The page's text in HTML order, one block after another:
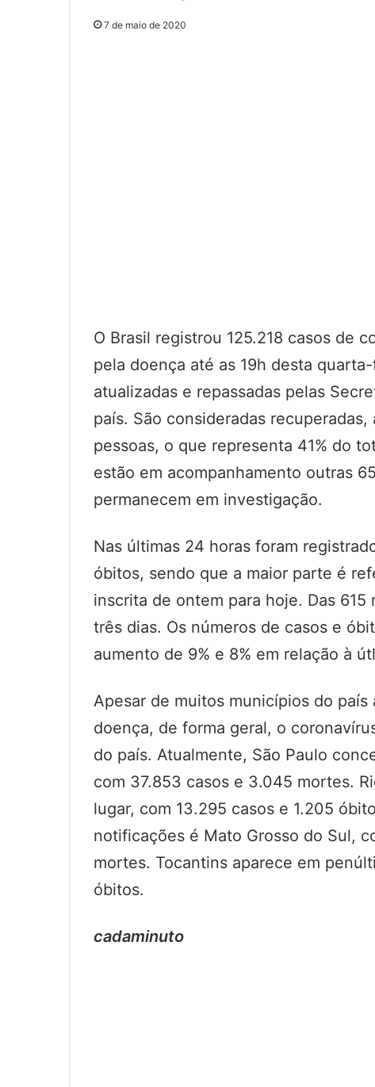
7 de maio de 2020
O Brasil registrou 125.218 casos de
pela doença até as 19h desta
atualizadas e repassadas pelas
país. São consideradas
pessoas, o que representa 41% do
estão em acompanhamento outras
permanecem em investigação.
Nas últimas 24 horas foram
óbitos, sendo que a maior parte é
inscrita de ontem para hoje. Das
três dias. Os números de casos e
aumento de 9% e 8% em relação à
Apesar de muitos municípios do país
doença, de forma geral, o
do país. Atualmente, São Paulo
com 37.853 casos e 3.045 mortes.
lugar, com 13.295 casos e 1.205
notificações é Mato Grosso do Sul,
mortes. Tocantins aparece em
óbitos.
cadaminuto